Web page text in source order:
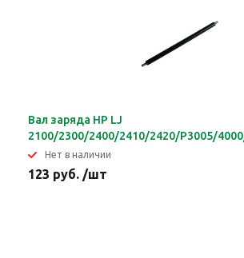
Вал заряда HP LJ
2100/2300/2400/2410/2420/P3005/
Нет в наличии
123 руб. /шт